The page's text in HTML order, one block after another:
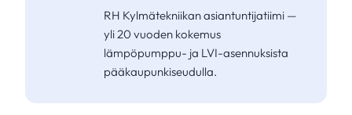
RH Kylmätekniikan asiantuntijatiimi —
yli 20 vuoden kokemus
lämpöpumppu- ja LVI-asennuksista
pääkaupunkiseudulla.